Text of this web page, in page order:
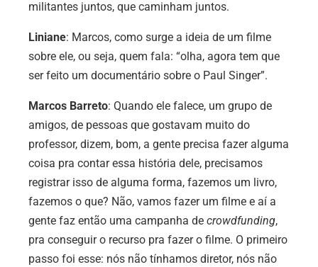
militantes juntos, que caminham juntos.
Liniane: Marcos, como surge a ideia de um filme
sobre ele, ou seja, quem fala: “olha, agora tem que
ser feito um documentário sobre o Paul Singer”.
Marcos Barreto: Quando ele falece, um grupo de
amigos, de pessoas que gostavam muito do
professor, dizem, bom, a gente precisa fazer alguma
coisa pra contar essa história dele, precisamos
registrar isso de alguma forma, fazemos um livro,
fazemos o que? Não, vamos fazer um filme e aí a
gente faz então uma campanha de crowdfunding,
pra conseguir o recurso pra fazer o filme. O primeiro
passo foi esse: nós não tínhamos diretor, nós não